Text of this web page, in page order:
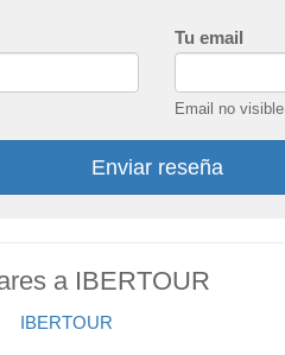
Tu email
Email no visible
Enviar reseña
a IBERTOUR
IBERTOUR